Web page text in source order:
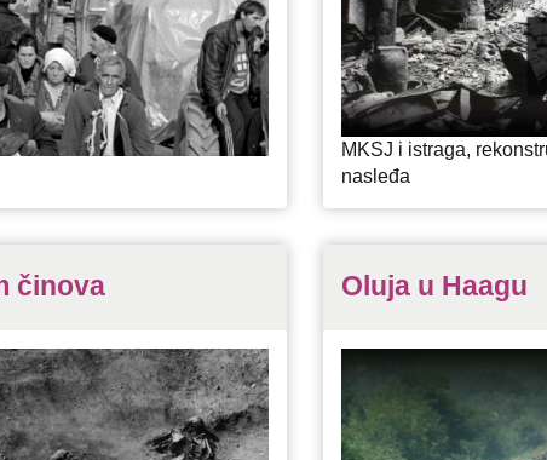
MKSJ i istraga,
nasleđa
činova Oluja u Haagu